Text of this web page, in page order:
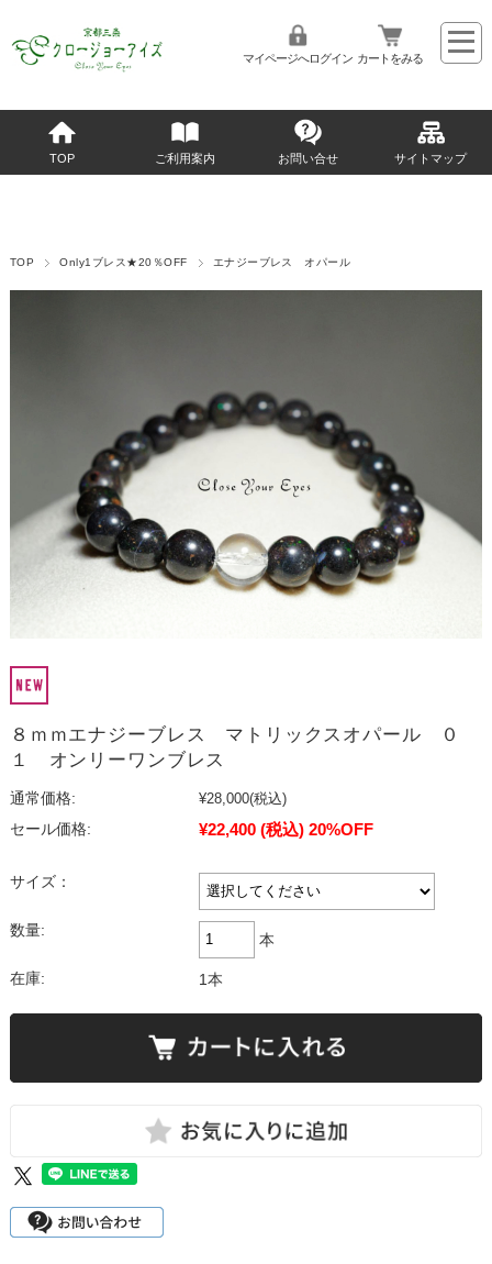
マイページへログイン カートをみる
TOP ご利用案内 お問い合せ サイトマップ
TOP Only1ブレス★20％OFF エナジーブレス オパール
８ｍｍエナジーブレス マトリックスオパール ０
１ オンリーワンブレス
通常価格: ¥28,000(税込)
セール価格:
¥22,400 (税込) 20%OFF
サイズ：
数量:
本
在庫: 1本